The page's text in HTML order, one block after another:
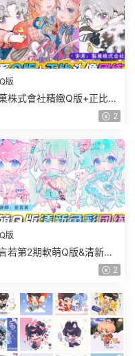
Q版
株式會社精緻Q版+正比頭
團練2024【畫質高清有筆 2
Q版
若第2期軟萌Q版&清新色
團練2024【畫質高清有課 2